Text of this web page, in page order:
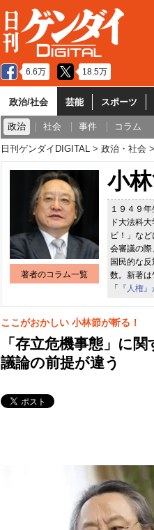
6.6万 18.5万
政治/社会 芸能 スポーツ
政治 社会 事件 コラム
日刊ゲンダイDIGITAL 政治・社会
著者のコラム一覧
小
１９４９
ド大法科
ビ！」な
会審議の
国民的な
数。新著は
「
『人権
ここがおかしい 小林節が斬る！
「存立危機事態」に
議論の前提が違う